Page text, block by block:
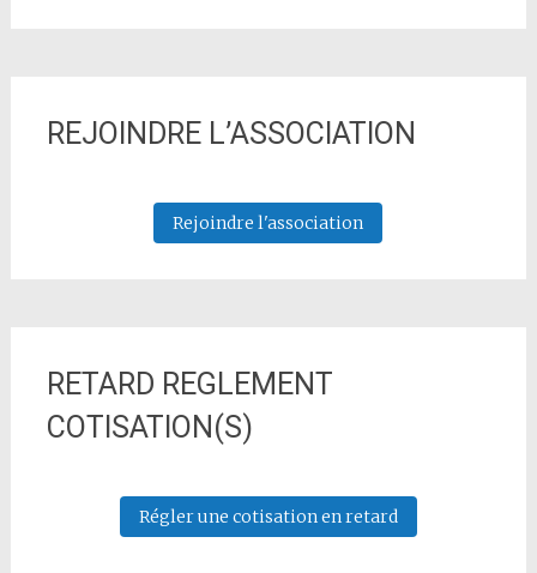
REJOINDRE L’ASSOCIATION
Rejoindre l'association
RETARD REGLEMENT
COTISATION(S)
Régler une cotisation en retard